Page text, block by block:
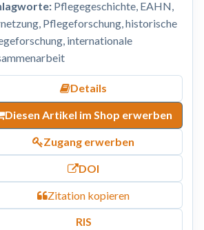
Pflegegeschichte, EAHN,
Pflegeforschung, historische
internationale
Details
Diesen Artikel im Shop erwerben
Zugang erwerben
DOI
Zitation kopieren
RIS